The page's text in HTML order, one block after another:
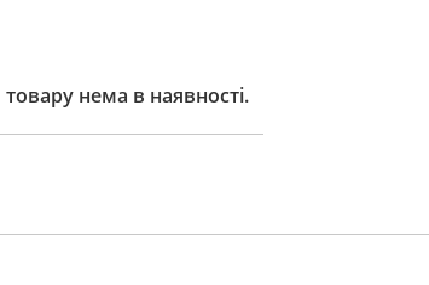
нема в наявності.